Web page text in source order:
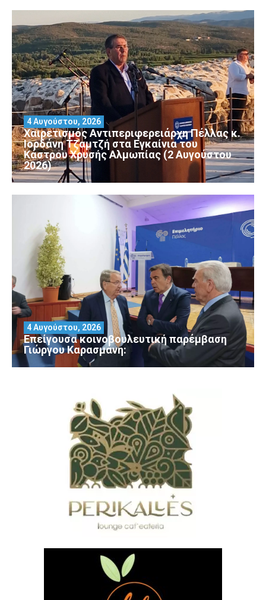
Χαιρετισμός Αντιπεριφερειάρχη Πέλλας κ.
Ιορδάνη Τζαμτζή στα Εγκαίνια του
Κάστρου Χρυσής Αλμωπίας (2 Αυγούστου
2026)
4 Αυγούστου, 2026
Επείγουσα κοινοβουλευτική παρέμβαση
Γιώργου Καρασμάνη:
4 Αυγούστου, 2026